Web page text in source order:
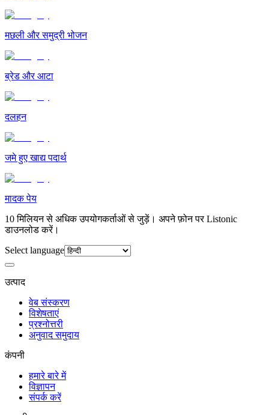
मछली और समुद्री भोजन
ब्रेड और आटा
दलहन
जमे हुए खाद्य पदार्थ
मादक पेय
10 मिलियन से अधिक उपयोगकर्ताओं से जुड़ें। अपने फ़ोन पर Listonic
डाउनलोड करें।
Select language
उत्पाद
वेब संस्करण
विशेषताएं
प्रश्नोत्तरी
अनुवाद समुदाय
कंपनी
हमारे बारे में
विज्ञापन
संपर्क करें